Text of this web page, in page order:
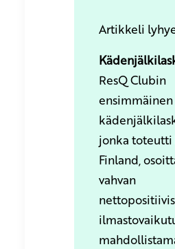
Artikkeli
ResQ Clubin
ensimmäinen
jonka toteutti
Finland,
vahvan